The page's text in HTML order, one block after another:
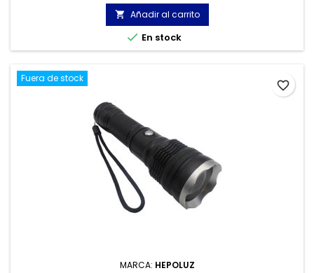
 Añadir al carrito
 En stock
Fuera de stock
MARCA: HEPOLUZ
favorite_border